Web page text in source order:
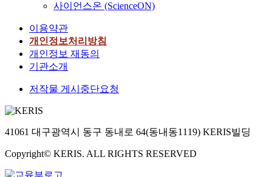
사이언스온 (ScienceON)
이용약관
개인정보처리방침
개인정보 재동의
기관소개
저작물 게시중단요청
41061 대구광역시 동구 동내로 64(동내동1119) KERIS빌딩
Copyright© KERIS. ALL RIGHTS RESERVED